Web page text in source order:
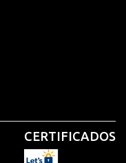
CERTIFICADOS